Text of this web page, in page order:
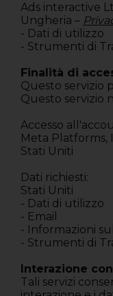
Ads interactive
Ungheria –
- Dati di utilizzo
- Strumenti di
Finalità di
Questo servizio
Questo servizio
Accesso
Meta Platforms,
Stati Uniti
Dati richiesti:
Stati Uniti
- Dati di utilizzo
- Email
- Informazioni
- Strumenti di
Interazione
Tali servizi